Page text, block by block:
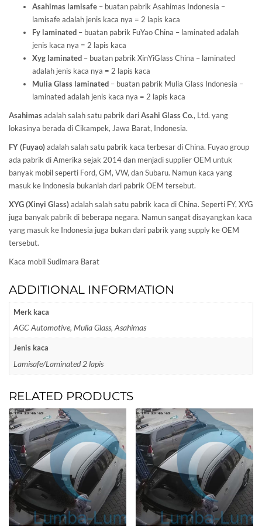
Asahimas lamisafe – buatan pabrik Asahimas Indonesia –
lamisafe adalah jenis kaca nya = 2 lapis kaca
Fy laminated – buatan pabrik FuYao China – laminated adalah
jenis kaca nya = 2 lapis kaca
Xyg laminated – buatan pabrik XinYiGlass China – laminated
adalah jenis kaca nya = 2 lapis kaca
Mulia Glass laminated – buatan pabrik Mulia Glass Indonesia –
laminated adalah jenis kaca nya = 2 lapis kaca
Asahimasadalah salah satu pabrik dariAsahi GlassCo., Ltd. yang
lokasinya berada di Cikampek, Jawa Barat, Indonesia.
FY (Fuyao)adalah salah satu pabrik kaca terbesar di China. Fuyao group
ada pabrik di Amerika sejak 2014 dan menjadi supplier OEM untuk
banyak mobil seperti Ford, GM, VW, dan Subaru. Namun kaca yang
masuk ke Indonesia bukanlah dari pabrik OEM tersebut.
XYG (Xinyi Glass)adalah salah satu pabrik kaca di China. Seperti FY, XYG
juga banyak pabrik di beberapa negara. Namun sangat disayangkan kaca
yang masuk ke Indonesia juga bukan dari pabrik yang supply ke OEM
tersebut.
Kaca mobil Sudimara Barat
ADDITIONAL INFORMATION
Merk kaca
AGC Automotive, Mulia Glass, Asahimas
Jenis kaca
Lamisafe/Laminated 2 lapis
RELATED PRODUCTS